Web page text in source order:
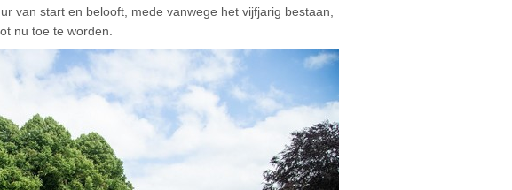
van start en belooft, mede vanwege het vijfjarig bestaan,
nu toe te worden.